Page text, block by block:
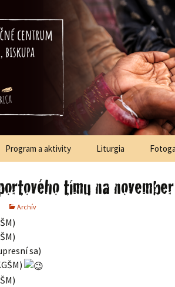
biskupa, Banská Bystrica
Program a aktivity Liturgia
tímu na november
Archív
sa)